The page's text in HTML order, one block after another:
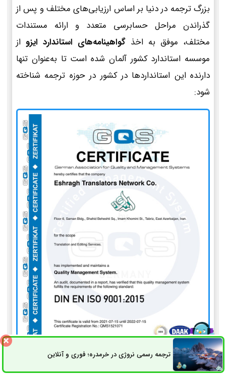
بزرگ ترجمه در دنیا بر اساس ارزیابی‌های مختلف و پس از
گذراندن مراحل حسابرسی متعدد و ارائه مستندات
مختلف، موفق به اخذ گواهینامه‌های استاندارد ایزو از
موسسه استاندارد کشور آلمان شده است تا به‌عنوان تنها
دارنده این استانداردها در کشور در حوزه ترجمه شناخته
شود:
ترجمه رسمی نروژی در خرمدره؛ فوری و آنلاینثبت سفارش راه های ارتباطی